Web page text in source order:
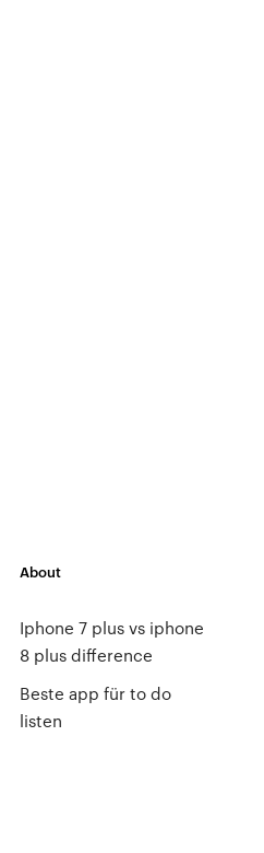
About
Iphone 7 plus vs iphone
8 plus difference
Beste app für to do
listen